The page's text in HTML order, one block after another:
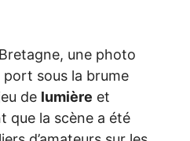
une photo
port sous la brume
de lumière et
que la scène a été